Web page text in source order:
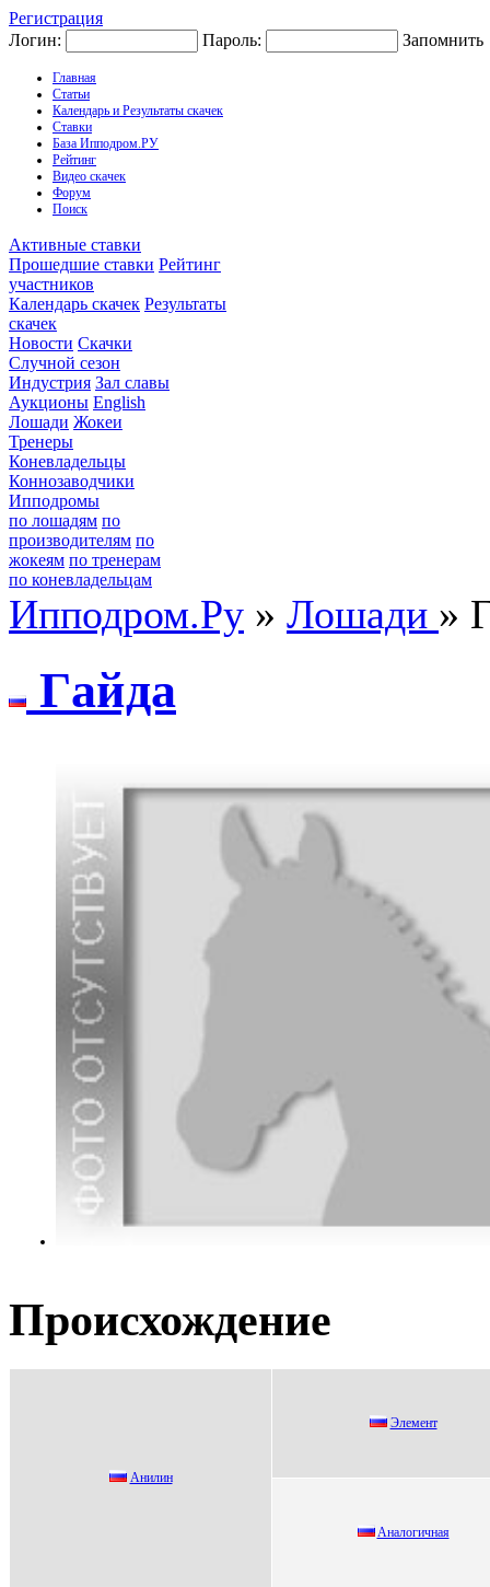
Регистрация
Логин:
Пароль: Запомнить
Главная
Статьи
Календарь и Результаты скачек
Ставки
База Ипподром.РУ
Рейтинг
Видео скачек
Форум
Поиск
Активные ставки
Прошедшие ставки Рейтинг
участников
Календарь скачек Результаты
скачек
Новости Скачки
Случной сезон
Индустрия Зал славы
Аукционы English
Лошади Жокеи
Тренеры
Коневладельцы
Коннозаводчики
Ипподромы
по лошадям по
производителям по
жокеям по тренерам
по коневладельцам
Ипподром.Ру » Лошади »
Гaйдa
Происхождение
Анилин
Элемент
Aнaлoгичнaя